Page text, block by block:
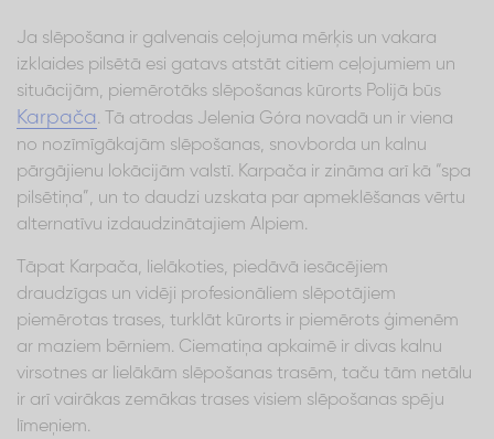
Ja slēpošana ir galvenais ceļojuma mērķis un vakara
izklaides pilsētā esi gatavs atstāt citiem ceļojumiem un
situācijām, piemērotāks slēpošanas kūrorts Polijā būs
Karpača. Tā atrodas Jelenia Góra novadā un ir viena
no nozīmīgākajām slēpošanas, snovborda un kalnu
pārgājienu lokācijām valstī. Karpača ir zināma arī kā “spa
pilsētiņa”, un to daudzi uzskata par apmeklēšanas vērtu
alternatīvu izdaudzinātajiem Alpiem.
Tāpat Karpača, lielākoties, piedāvā iesācējiem
draudzīgas un vidēji profesionāliem slēpotājiem
piemērotas trases, turklāt kūrorts ir piemērots ģimenēm
ar maziem bērniem. Ciematiņa apkaimē ir divas kalnu
virsotnes ar lielākām slēpošanas trasēm, taču tām netālu
ir arī vairākas zemākas trases visiem slēpošanas spēju
līmeņiem.